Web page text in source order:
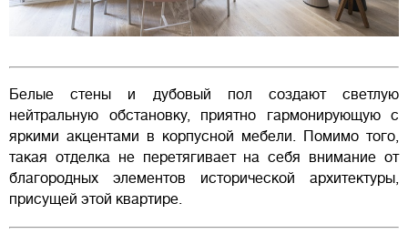
Белые стены и дубовый пол создают светлую
нейтральную обстановку, приятно гармонирующую с
яркими акцентами в корпусной мебели. Помимо того,
такая отделка не перетягивает на себя внимание от
благородных элементов исторической архитектуры,
присущей этой квартире.